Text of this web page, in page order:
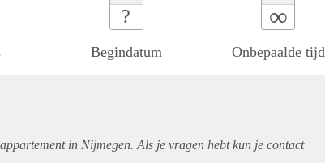
?
Begindatum
∞
Onbepaalde tijd
appartementin Nijmegen. Als je vragen hebt kun je contact